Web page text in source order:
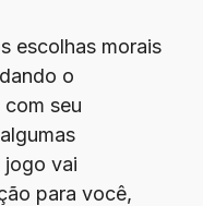
escolhas morais
o
seu
jogo vai
para você,